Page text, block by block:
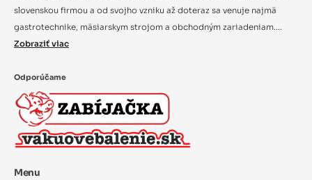
slovenskou firmou a od svojho vzniku až doteraz sa venuje najmä
gastrotechnike, mäsiarskym strojom a obchodným zariadeniam....
Zobraziť viac
Odporúčame
Menu